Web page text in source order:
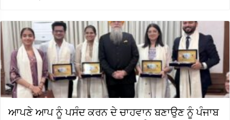
ਆਪਣੇ ਆਪ ਨੂੰ ਪਸੰਦ ਕਰਨ ਦੇ ਚਾਹਵਾਨ ਬਣਾਉਣ ਨੂੰ ਪੰਜਾਬ